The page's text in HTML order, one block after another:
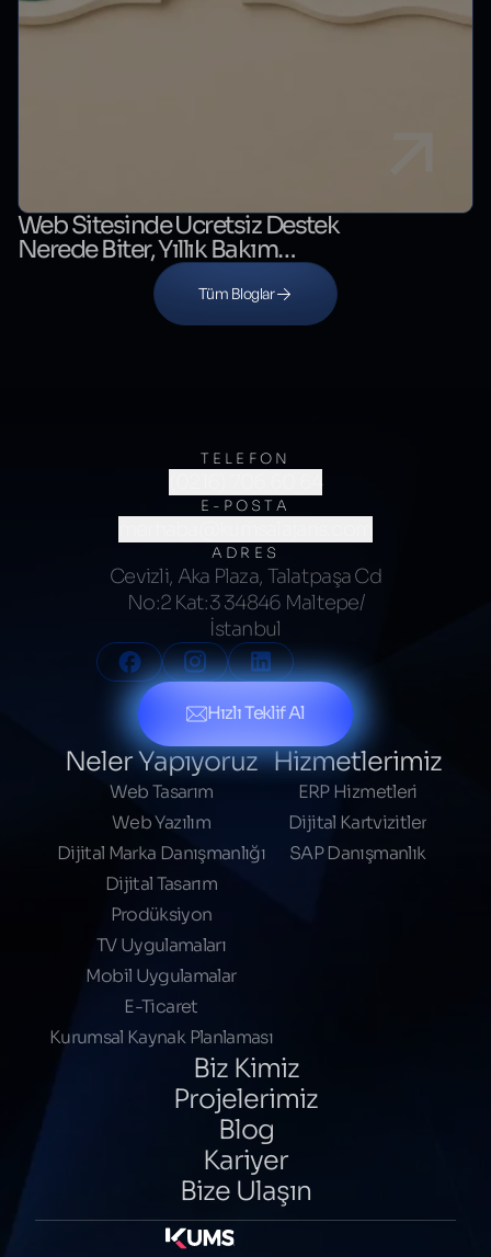
Web Sitesinde Ücretsiz Destek
Nerede Biter, Yıllık Bakım
Nerede Başlar?
Tüm Bloglar
TELEFON
(0216) 706 60 64
E-POSTA
ADRES
Cevizli, Aka Plaza, Talatpaşa Cd
No:2 Kat:3 34846 Maltepe/
İstanbul
Hızlı Teklif Al
Neler Yapıyoruz
Web Tasarım
Web Yazılım
Dijital Marka Danışmanlığı
Dijital Tasarım
Prodüksiyon
TV Uygulamaları
Mobil Uygulamalar
E-Ticaret
Kurumsal Kaynak Planlaması
Hizmetlerimiz
ERP Hizmetleri
Dijital Kartvizitler
SAP Danışmanlık
Biz Kimiz
Projelerimiz
Blog
Kariyer
Bize Ulaşın